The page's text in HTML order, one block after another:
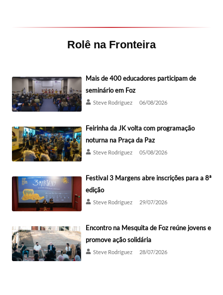
Rolê na Fronteira
Mais de 400 educadores participam de
seminário em Foz
Steve Rodríguez 06/08/2026
Feirinha da JK volta com programação
noturna na Praça da Paz
Steve Rodríguez 05/08/2026
Festival 3 Margens abre inscrições para a 8ª
edição
Steve Rodríguez 29/07/2026
Encontro na Mesquita de Foz reúne jovens e
promove ação solidária
Steve Rodríguez 28/07/2026